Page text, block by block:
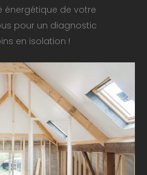
énergétique de votre
pour un diagnostic
en isolation !